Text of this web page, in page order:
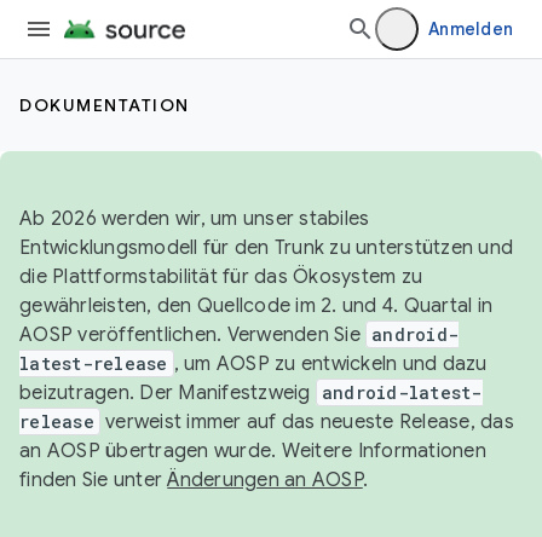
Anmelden
DOKUMENTATION
Ab 2026 werden wir, um unser stabiles
Entwicklungsmodell für den Trunk zu unterstützen und
die Plattformstabilität für das Ökosystem zu
gewährleisten, den Quellcode im 2. und 4. Quartal in
AOSP veröffentlichen. Verwenden Sie android-
latest-release , um AOSP zu entwickeln und dazu
beizutragen. Der Manifestzweig
android-latest-
release verweist immer auf das neueste Release, das
an AOSP übertragen wurde. Weitere Informationen
finden Sie unterÄnderungen an AOSP.